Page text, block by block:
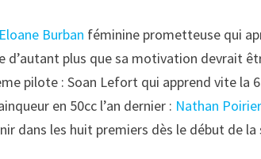
Eloane Burban féminine prometteuse qui
d’autant plus que sa motivation devrait
pilote : Soan Lefort qui apprend vite la
en 50cc l’an dernier : Nathan Poirier
dans les huit premiers dès le début de